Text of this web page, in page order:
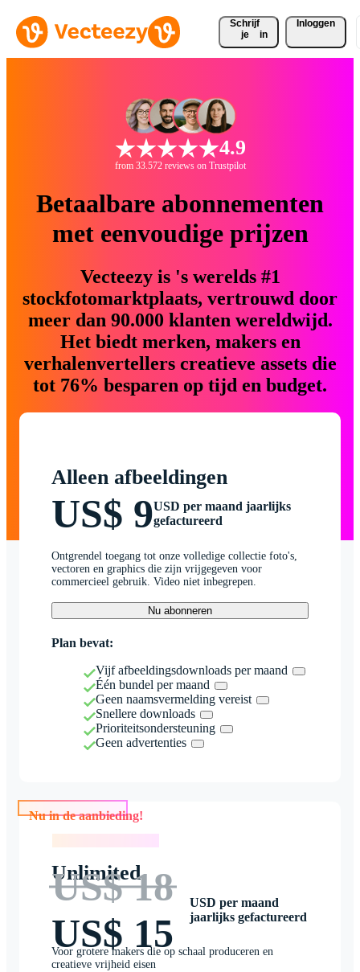
Schrijf
je
in
Inloggen
4.9
from 33.572 reviews on Trustpilot
Betaalbare abonnementen
met eenvoudige prijzen
Vecteezy is 's werelds #1
stockfotomarktplaats, vertrouwd door
meer dan 90.000 klanten wereldwijd.
Het biedt merken, makers en
verhalenvertellers creatieve assets die
tot 76% besparen op tijd en budget.
Alleen afbeeldingen
US$ 9USD per maand jaarlijks
gefactureerd
Ontgrendel toegang tot onze volledige collectie foto's,
vectoren en graphics die zijn vrijgegeven voor
commercieel gebruik. Video niet inbegrepen.
Nu abonneren
Plan bevat:
Vijf afbeeldingsdownloads per maand
Één bundel per maand
Geen naamsvermelding vereist
Snellere downloads
Prioriteitsondersteuning
Geen advertenties
Nu in de aanbieding!
Unlimited
US$ 18
US$ 15
USD per maand
jaarlijks gefactureerd
Voor grotere makers die op schaal produceren en
creatieve vrijheid eisen